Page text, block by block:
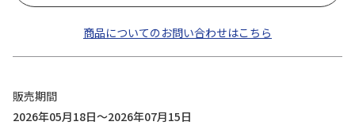
商品についてのお問い合わせはこちら
販売期間
2026年05月18日～2026年07月15日